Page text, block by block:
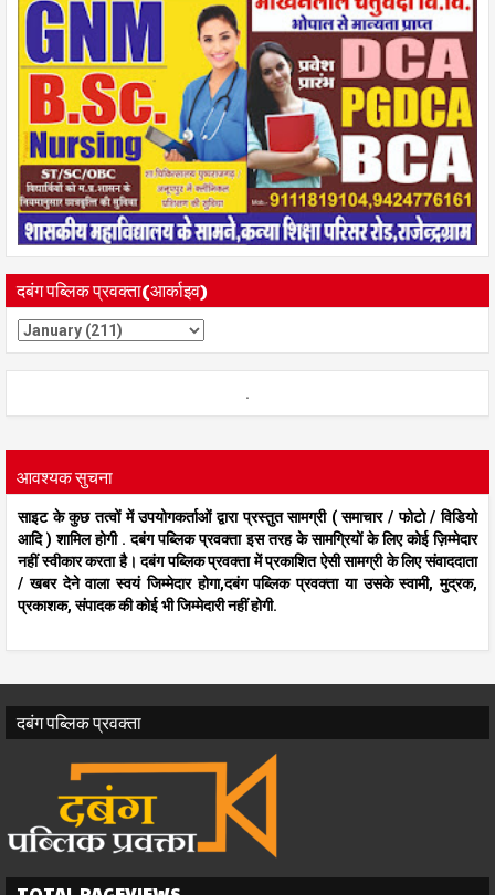
दबंग पब्लिक प्रवक्ता(आर्काइव)
.
आवश्यक सुचना
साइट के कुछ तत्वों में उपयोगकर्ताओं द्वारा प्रस्तुत सामग्री ( समाचार / फोटो / विडियो
आदि ) शामिल होगी . दबंग पब्लिक प्रवक्ता इस तरह के सामग्रियों के लिए कोई ज़िम्मेदार
नहीं स्वीकार करता है। दबंग पब्लिक प्रवक्ता में प्रकाशित ऐसी सामग्री के लिए संवाददाता
/ खबर देने वाला स्वयं जिम्मेदार होगा,दबंग पब्लिक प्रवक्ता या उसके स्वामी, मुद्रक,
प्रकाशक, संपादक की कोई भी जिम्मेदारी नहीं होगी.
दबंग पब्लिक प्रवक्ता